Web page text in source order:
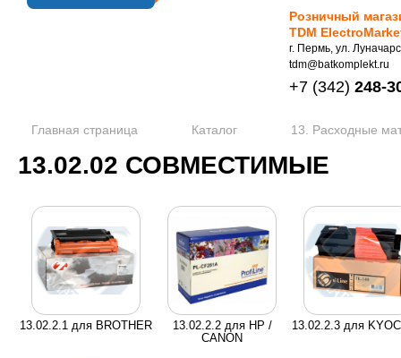
Розничный
TDM
г. Пермь, ул.
tdm@batkomplekt.ru
+7 (342) 248-
Главная страница Каталог 13. Расходные
13.02.02 СОВМЕСТИМЫЕ
13.02.2.1 для BROTHER
13.02.2.2 для HP /
CANON
13.02.2.3 для